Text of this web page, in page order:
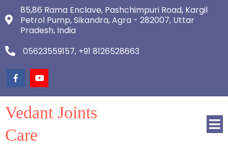
85,86 Rama Enclave, Pashchimpuri Road, Kargil
Petrol Pump, Sikandra, Agra - 282007, Uttar
Pradesh, India
05623559157, +91 8126528663
Vedant Joints
Care